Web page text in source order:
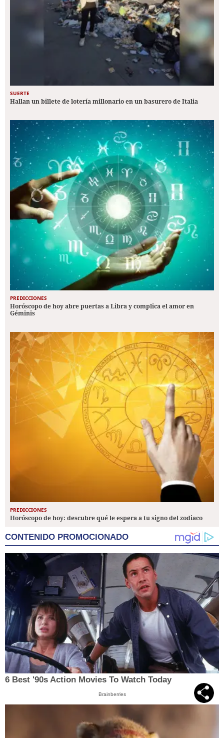
SUERTE
Hallan un billete de lotería millonario en un basurero de Italia
PREDICCIONES
Horóscopo de hoy abre puertas a Libra y complica el amor en
Géminis
PREDICCIONES
Horóscopo de hoy: descubre qué le espera a tu signo del zodiaco
CONTENIDO PROMOCIONADO
6 Best '90s Action Movies To Watch Today
Brainberries